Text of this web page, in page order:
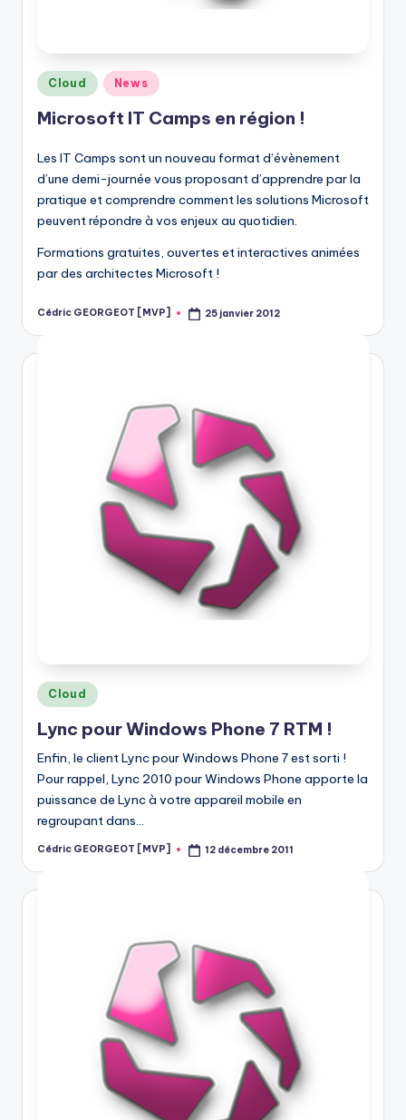
Posted
in
Cloud News
Microsoft IT Camps en région !
Les IT Camps sont un nouveau format d’évènement
d’une demi-journée vous proposant d’apprendre par la
pratique et comprendre comment les solutions Microsoft
peuvent répondre à vos enjeux au quotidien.
Formations gratuites, ouvertes et interactives animées
par des architectes Microsoft !
Posted
Cédric GEORGEOT [MVP] 25 janvier 2012
Posted
Cloud
Lync pour Windows Phone 7 RTM !
Enfin, le client Lync pour Windows Phone 7 est sorti !
Pour rappel, Lync 2010 pour Windows Phone apporte la
puissance de Lync à votre appareil mobile en
regroupant dans…
Posted
Cédric GEORGEOT [MVP] 12 décembre 2011